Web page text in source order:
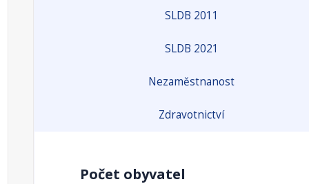
SLDB 2011
SLDB 2021
Nezaměstnanost
Zdravotnictví
Počet obyvatel